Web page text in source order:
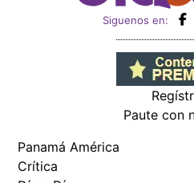
Siguenos en:
Paute con
Panamá América
Crítica